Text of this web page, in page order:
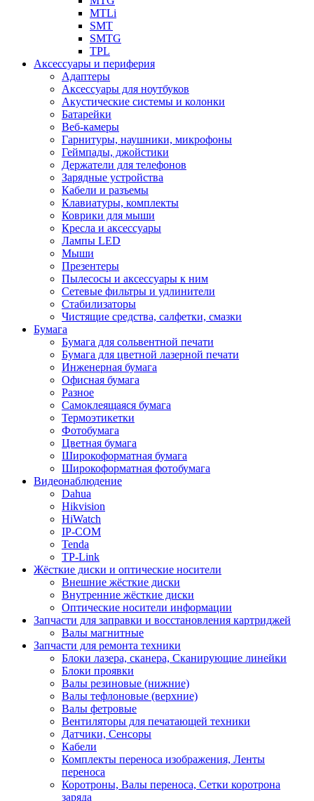
MTLi
SMT
SMTG
TPL
Аксессуары и периферия
Адаптеры
Аксессуары для ноутбуков
Акустические системы и колонки
Батарейки
Веб-камеры
Гарнитуры, наушники, микрофоны
Геймпады, джойстики
Держатели для телефонов
Зарядные устройства
Кабели и разъемы
Клавиатуры, комплекты
Коврики для мыши
Кресла и аксессуары
Лампы LED
Мыши
Презентеры
Пылесосы и аксессуары к ним
Сетевые фильтры и удлинители
Стабилизаторы
Чистящие средства, салфетки, смазки
Бумага
Бумага для сольвентной печати
Бумага для цветной лазерной печати
Инженерная бумага
Офисная бумага
Разное
Самоклеящаяся бумага
Термоэтикетки
Фотобумага
Цветная бумага
Широкоформатная бумага
Широкоформатная фотобумага
Видеонаблюдение
Dahua
Hikvision
HiWatch
IP-COM
Tenda
TP-Link
Жёсткие диски и оптические носители
Внешние жёсткие диски
Внутренние жёсткие диски
Оптические носители информации
Запчасти для заправки и восстановления картриджей
Валы магнитные
Запчасти для ремонта техники
Блоки лазера, сканера, Сканирующие линейки
Блоки проявки
Валы резиновые (нижние)
Валы тефлоновые (верхние)
Валы фетровые
Вентиляторы для печатающей техники
Датчики, Сенсоры
Кабели
Комплекты переноса изображения, Ленты
переноса
Коротроны, Валы переноса, Сетки коротрона
заряда